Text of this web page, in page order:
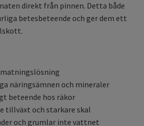
direkt från pinnen. Detta både
betesbeteende och ger dem ett
näringsämnen och mineraler
beteende hos räkor
tillväxt och starkare skal
och grumlar inte vattnet